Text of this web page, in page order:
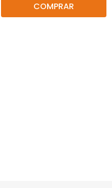
COMPRAR